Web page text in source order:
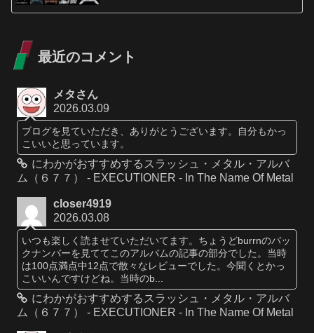
最近のコメント
メタさん
2026.03.09
ブログを見ていただき、ありがとうございます。自分もかっ
こいいと思っています。
にわかがおすすめするスラッシュ・メタル・アルバ
ム（６７７） - EXECUTIONER - In The Name Of Metal
closer4919
2026.03.08
いつも楽しく読ませていただいてます。ちょうどburrnのバッ
クナンバーを見ててこのアルバムの記事の部分でした。当時
は100点満点中12点で散々なレビューでした。今聞くとかっ
こいいんですけどね。当時のb...
にわかがおすすめするスラッシュ・メタル・アルバ
ム（６７７） - EXECUTIONER - In The Name Of Metal